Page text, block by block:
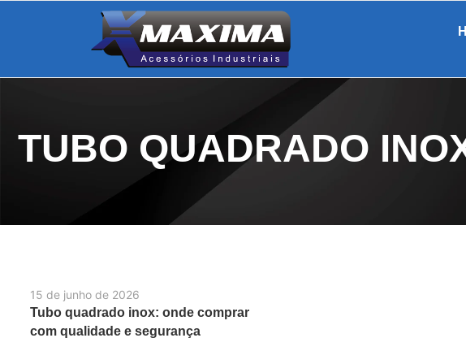
TUBO QUADRADO
15 de junho de 2026
Tubo quadrado inox: onde comprar
com qualidade e segurança